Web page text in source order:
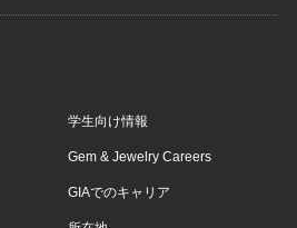
学生向け情報
Gem & Jewelry Careers
GIAでのキャリア